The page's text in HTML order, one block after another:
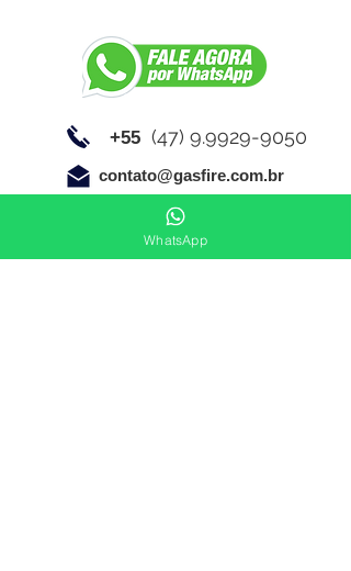
contato@gasfire.com.br
+55 (47) 9.9929-9050
WhatsApp